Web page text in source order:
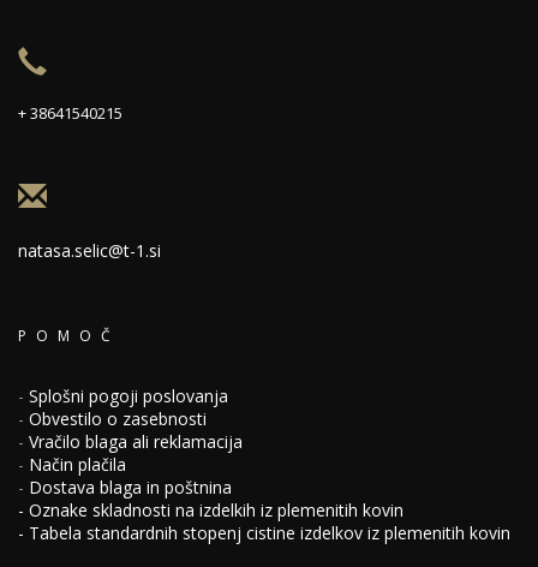
+ 38641540215
natasa.selic@t-1.si
POMOČ
- Splošni pogoji poslovanja
- Obvestilo o zasebnosti
- Vračilo blaga ali reklamacija
- Način plačila
- Dostava blaga in poštnina
- Oznake skladnosti na izdelkih iz plemenitih kovin
- Tabela standardnih stopenj cistine izdelkov iz plemenitih kovin